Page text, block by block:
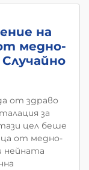
на
медно-
Случайно
от здраво
за
цел беше
от медно-
нейната